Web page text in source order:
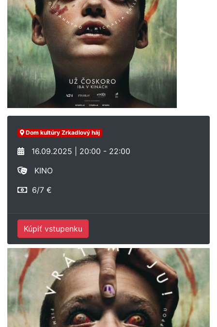
Dom kultúry Zrkadlový háj
16.09.2025 | 20:00 - 22:00
KINO
6/7 €
Kúpiť vstupenku